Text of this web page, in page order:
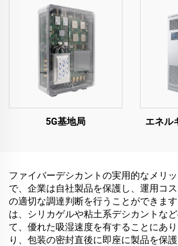
5G基地局 エネル
ファイバーデシカントの実用的なメリ
で、企業は自社製品を保護し、運用コ
の適切な調達判断を行うことができま
は、シリカゲルや粘土系デシカントな
て、優れた吸湿速度を有することにあ
り、包装の密封直後に即座に製品を保